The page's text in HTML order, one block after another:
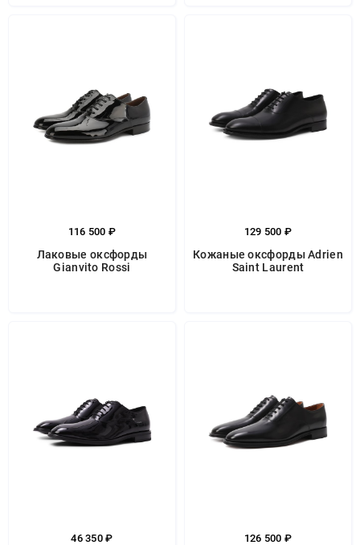
116 500 ₽
Лаковые оксфорды
Gianvito Rossi
129 500 ₽
Кожаные оксфорды Adrien
Saint Laurent
46 350 ₽ 126 500 ₽